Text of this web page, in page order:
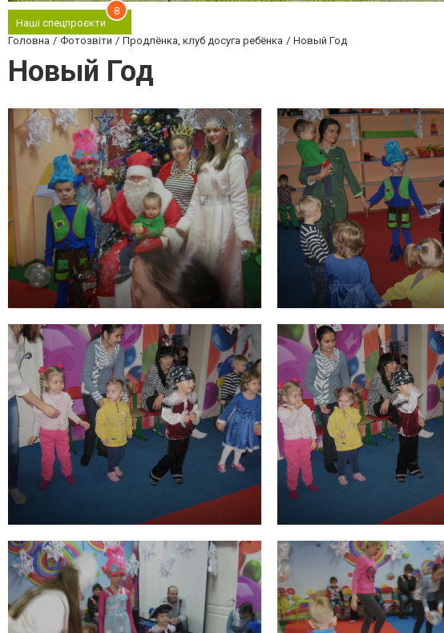
Наші спецпроєкти
8
Головна Фотозвіти Продлёнка, клуб досуга ребёнка Новый Год
Новый Год